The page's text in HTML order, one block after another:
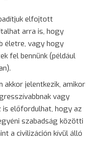
elfojtott
arra is, hogy
életre, vagy hogy
fel bennünk (például
jelentkezik, amikor
vagy
is előfordulhat, hogy az
szabadság közötti
a civilizáción kívül álló